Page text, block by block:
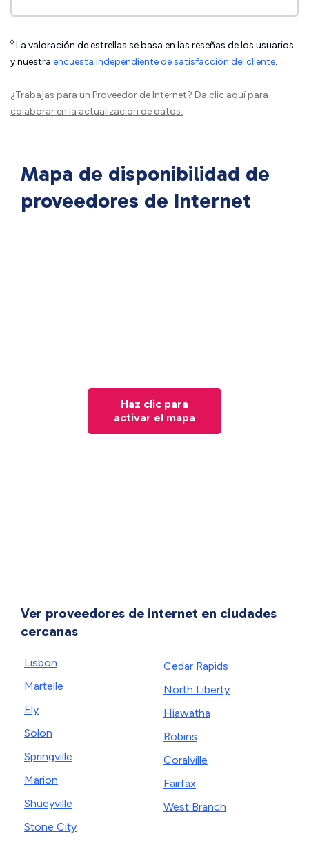
◊ La valoración de estrellas se basa en las reseñas de los usuarios
y nuestra encuesta independiente de satisfacción del cliente.
¿Trabajas para un Proveedor de Internet? Da clic aquípara
colaborar en la actualización de datos.
Mapa de disponibilidad de
proveedores de Internet
Haz clic para
activar el mapa
Ver proveedores de internet en ciudades
cercanas
Lisbon
Martelle
Ely
Solon
Springville
Marion
Shueyville
Stone City
Cedar Rapids
North Liberty
Hiawatha
Robins
Coralville
Fairfax
West Branch